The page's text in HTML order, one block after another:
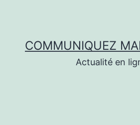
COMMUNIQUEZ
Actualité en